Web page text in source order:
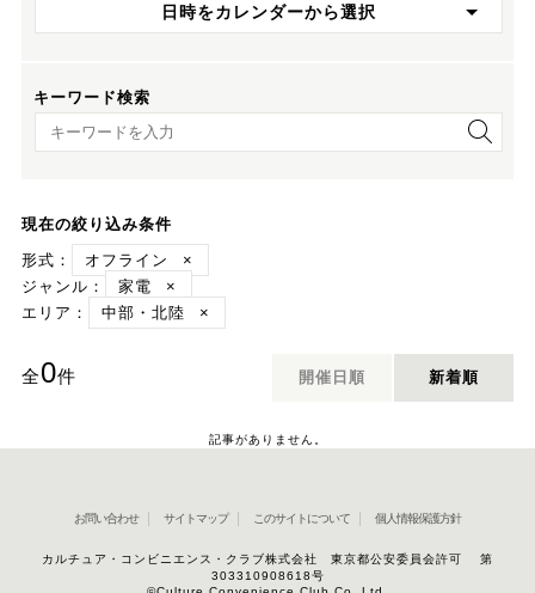
日時をカレンダーから選択
キーワード検索
キーワード検索
現在の絞り込み条件
形式：
オフライン
×
ジャンル：
家電
×
エリア：
中部・北陸 ×
全0件 開催日順 新着順
記事がありません。
お問い合わせ サイトマップ このサイトについて 個人情報保護方針
カルチュア・コンビニエンス・クラブ株式会社 東京都公安委員会許可 第
303310908618号